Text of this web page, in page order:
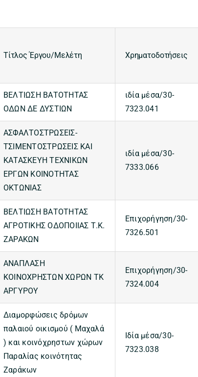
Τίτλος Έργου/Μελέτη Χρηματοδοτήσεις
ΒΕΛΤΙΩΣΗ ΒΑΤΟΤΗΤΑΣ
ΟΔΩΝ ΔΕ ΔΥΣΤΙΩΝ
ιδία μέσα/30-
7323.041
ΑΣΦΑΛΤΟΣΤΡΩΣΕΙΣ-
ΤΣΙΜΕΝΤΟΣΤΡΩΣΕΙΣ ΚΑΙ
ΚΑΤΑΣΚΕΥΗ ΤΕΧΝΙΚΩΝ
ΕΡΓΩΝ ΚΟΙΝΟΤΗΤΑΣ
ΟΚΤΩΝΙΑΣ
ιδία μέσα/30-
7333.066
ΒΕΛΤΙΩΣΗ ΒΑΤΟΤΗΤΑΣ
ΑΓΡΟΤΙΚΗΣ ΟΔΟΠΟΙΙΑΣ Τ.Κ.
ΖΑΡΑΚΩΝ
Επιχορήγηση/30-
7326.501
ΑΝΑΠΛΑΣΗ
ΚΟΙΝΟΧΡΗΣΤΩΝ ΧΩΡΩΝ ΤΚ
ΑΡΓΥΡΟΥ
Επιχορήγηση/30-
7324.004
Διαμορφώσεις δρόμων
παλαιού οικισμού ( Μαχαλά
) και κοινόχρηστων χώρων
Παραλίας κοινότητας
Ζαράκων
Ιδία μέσα/30-
7323.038